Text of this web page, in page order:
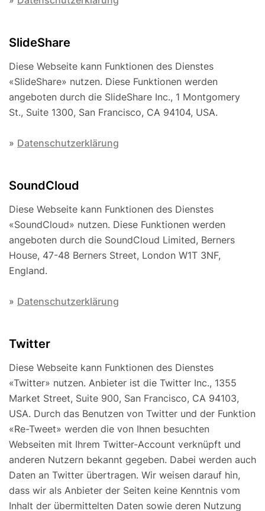
SlideShare
Diese Webseite kann Funktionen des Dienstes
«SlideShare» nutzen. Diese Funktionen werden
angeboten durch die SlideShare Inc., 1 Montgomery
St., Suite 1300, San Francisco, CA 94104, USA.
» Datenschutzerklärung
SoundCloud
Diese Webseite kann Funktionen des Dienstes
«SoundCloud» nutzen. Diese Funktionen werden
angeboten durch die SoundCloud Limited, Berners
House, 47-48 Berners Street, London W1T 3NF,
England.
» Datenschutzerklärung
Twitter
Diese Webseite kann Funktionen des Dienstes
«Twitter» nutzen. Anbieter ist die Twitter Inc., 1355
Market Street, Suite 900, San Francisco, CA 94103,
USA. Durch das Benutzen von Twitter und der Funktion
«Re-Tweet» werden die von Ihnen besuchten
Webseiten mit Ihrem Twitter-Account verknüpft und
anderen Nutzern bekannt gegeben. Dabei werden auch
Daten an Twitter übertragen. Wir weisen darauf hin,
dass wir als Anbieter der Seiten keine Kenntnis vom
Inhalt der übermittelten Daten sowie deren Nutzung